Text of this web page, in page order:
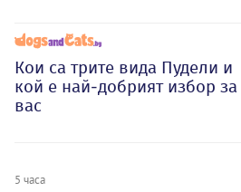
Кои са трите вида Пудели и
кой е най-добрият избор за
вас
5 часа